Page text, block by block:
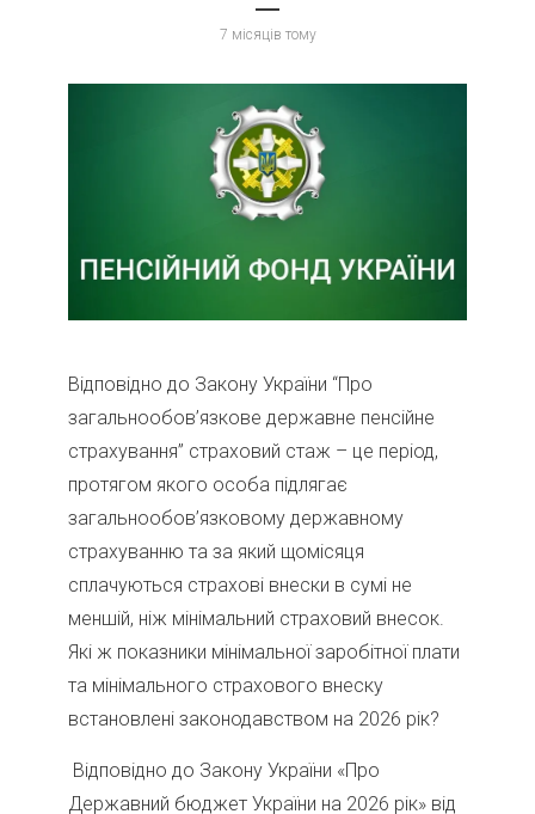
7 місяців тому
Відповідно до Закону України “Про
загальнообов’язкове державне пенсійне
страхування” страховий стаж – це період,
протягом якого особа підлягає
загальнообов’язковому державному
страхуванню та за який щомісяця
сплачуються страхові внески в сумі не
меншій, ніж мінімальний страховий внесок.
Які ж показники мінімальної заробітної плати
та мінімального страхового внеску
встановлені законодавством на 2026 рік?
Відповідно до Закону України «Про
Державний бюджет України на 2026 рік» від